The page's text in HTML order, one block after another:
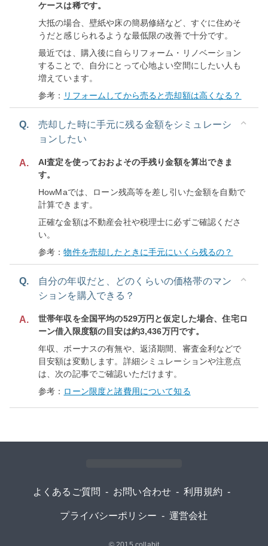
ケースは稀です。
大抵の場合、壁紙や床の簡易修繕など、すぐに住めそ
うだと感じられるような最低限の改善で十分です。
最近では、購入後に自らリフォーム・リノベーション
することで、自分にとって心地よい空間にしたい人も
増えています。
参考： リフォームしてから売ると売却額は高くなる？
Q.
売却した時に手元に残る金額をシミュレーシ
ョンしたい
A.
AI査定を使っておおよその手残り金額を算出できま
す。
HowMaでは、ローン残高等を差し引いた金額を自動で
計算できます。
正確な金額は不動産会社や税理士に必ずご確認くださ
い。
参考：物件を売却したときに手元にいくら残るの？
Q.
自分の年収だと、どのくらいの価格帯のマン
ションを購入できる？
A.
世帯年収を全国平均の529万円と仮定した場合、住宅ロ
ーン借入限度額の目安は約3,436万円です。
年収、ボーナスの有無や、返済期間、審査金利などで
目安額は変動します。詳細シミュレーションや注意点
は、次の記事でご確認いただけます。
参考： ローン限度と諸費用について知る
よくあるご質問 - お問い合わせ - 利用規約 -
プライバシーポリシー - 運営会社